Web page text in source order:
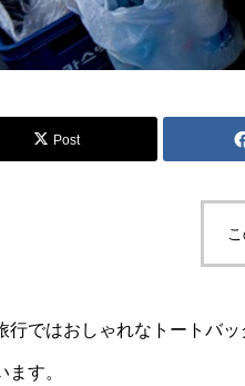
Post
行ではおしゃれなトートバ
ます。